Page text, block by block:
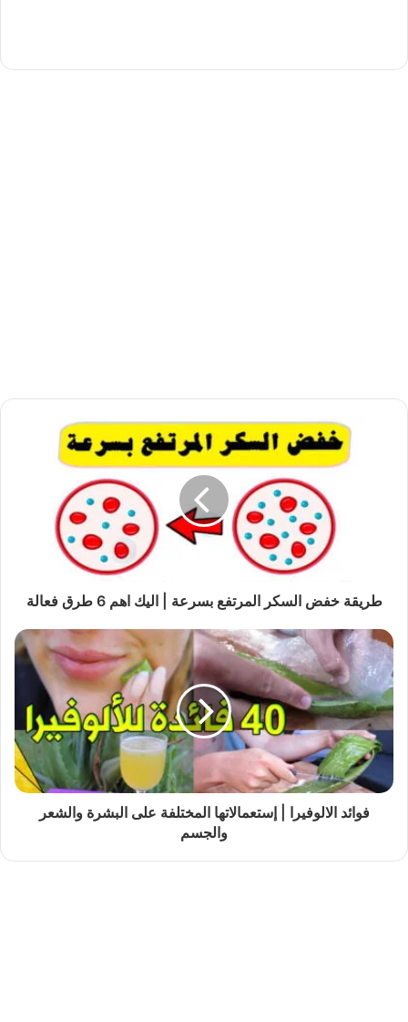
طريقة خفض السكر المرتفع بسرعة | اليك اهم 6 طرق فعالة
فوائد الالوفيرا | إستعمالاتها المختلفة على البشرة والشعر
والجسم